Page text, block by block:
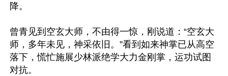
降。
曾青见到空玄大师，不由得一惊，刚说道：“空玄大
师，多年未见，神采依旧。”看到如来神掌已从高空
落下，慌忙施展少林派绝学大力金刚掌，运功试图
对抗。